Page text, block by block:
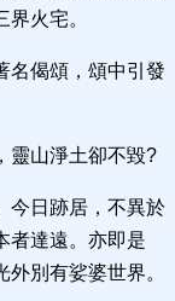
火宅。
名偈頌，頌中引發
靈山淨土卻不毀?
今日跡居，不異於
者達遠。亦即是
別有娑婆世界。